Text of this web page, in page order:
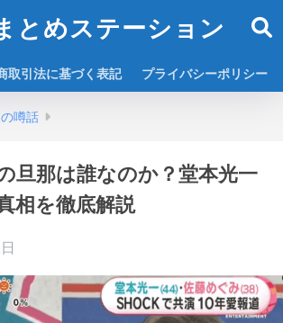
とめステーション
取引法に基づく表記 プライバシーポリシー
噂話
旦那は誰なのか？堂本光一
相を徹底解説